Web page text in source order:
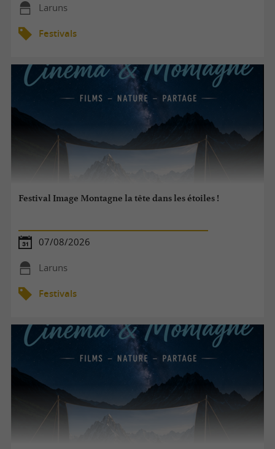
Laruns
Festivals
Festival Image Montagne la tête dans les étoiles !
07/08/2026
Laruns
Festivals